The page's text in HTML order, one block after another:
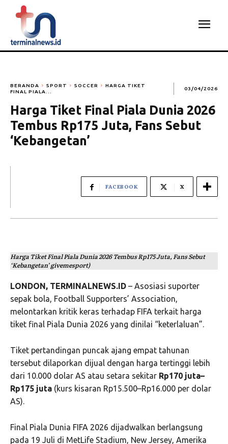
BERANDA SPORT SOCCER
HARGA TIKET
FINAL PIALA...
03/04/2026
Harga Tiket Final Piala Dunia 2026
Tembus Rp175 Juta, Fans Sebut
‘Kebangetan’
FACEBOOK X
Harga Tiket Final Piala Dunia 2026 Tembus Rp175 Juta, Fans Sebut
‘Kebangetan’ givemesport)
LONDON, TERMINALNEWS.ID – Asosiasi suporter
sepak bola, Football Supporters’ Association,
melontarkan kritik keras terhadap FIFA terkait harga
tiket final Piala Dunia 2026 yang dinilai “keterlaluan”.
Tiket pertandingan puncak ajang empat tahunan
tersebut dilaporkan dijual dengan harga tertinggi lebih
dari 10.000 dolar AS atau setara sekitar Rp170 juta–
Rp175 juta (kurs kisaran Rp15.500–Rp16.000 per dolar
AS).
Final Piala Dunia FIFA 2026 dijadwalkan berlangsung
pada 19 Juli di MetLife Stadium, New Jersey, Amerika